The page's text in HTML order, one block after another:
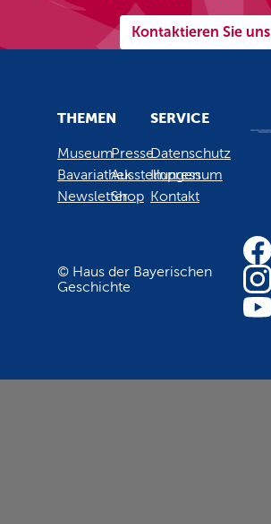
Kontaktieren Sie uns
THEMEN
Museum
Bavariathek
Newsletter
Presse
Ausstellungen
Shop
SERVICE
Datenschutz
Impressum
Kontakt
© Haus der Bayerischen
Geschichte